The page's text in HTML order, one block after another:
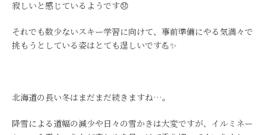
寂しいと感じているようです😞
それでも数少ないスキー学習に向けて、事前準備にやる気満々で
挑もうとしている姿はとても逞しいです💪✨
北海道の長い冬はまだまだ続きますね…。
降雪による道幅の減少や日々の雪かきは大変ですが、イルミネー